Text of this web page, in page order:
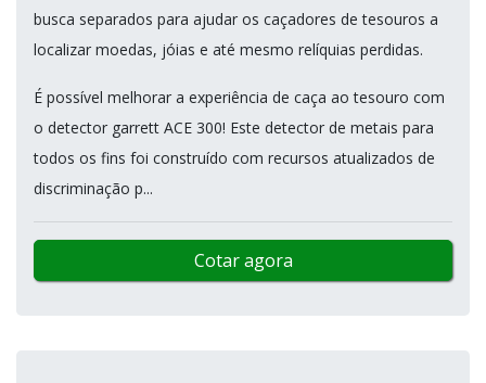
busca separados para ajudar os caçadores de tesouros a
localizar moedas, jóias e até mesmo relíquias perdidas.
É possível melhorar a experiência de caça ao tesouro com
o detector garrett ACE 300! Este detector de metais para
todos os fins foi construído com recursos atualizados de
discriminação p...
Cotar agora